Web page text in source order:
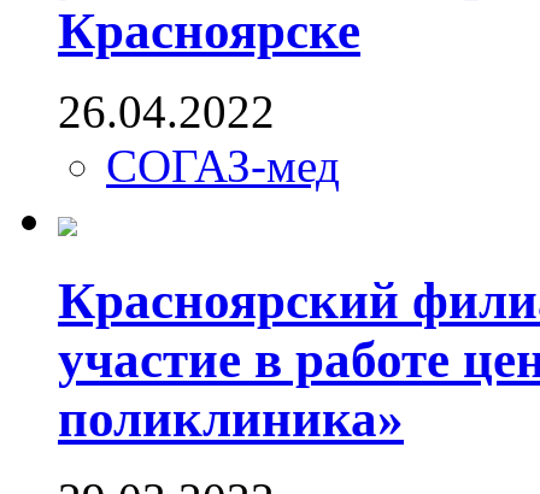
Красноярске
26.04.2022
СОГАЗ-мед
Красноярский
участие в работе
поликлиника»